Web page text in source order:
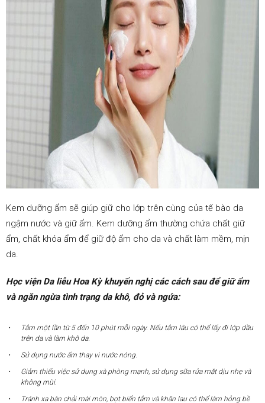
Kem dưỡng ẩm sẽ giúp giữ cho lớp trên cùng của tế bào da
ngậm nước và giữ ẩm. Kem dưỡng ẩm thường chứa chất giữ
ẩm, chất khóa ẩm để giữ độ ẩm cho da và chất làm mềm, mịn
da.
Học viện Da liễu Hoa Kỳ khuyến nghị các cách sau để giữ ẩm
và ngăn ngừa tình trạng da khô, đỏ và ngứa:
Tắm một lần từ 5 đến 10 phút mỗi ngày. Nếu tắm lâu có thể lấy đi lớp dầu
trên da và làm khô da.
Sử dụng nước ấm thay vì nước nóng.
Giảm thiểu việc sử dụng xà phòng mạnh, sử dụng sữa rửa mặt dịu nhẹ và
không mùi.
Tránh xa bàn chải mài mòn, bọt biển tắm và khăn lau có thể làm hỏng bề